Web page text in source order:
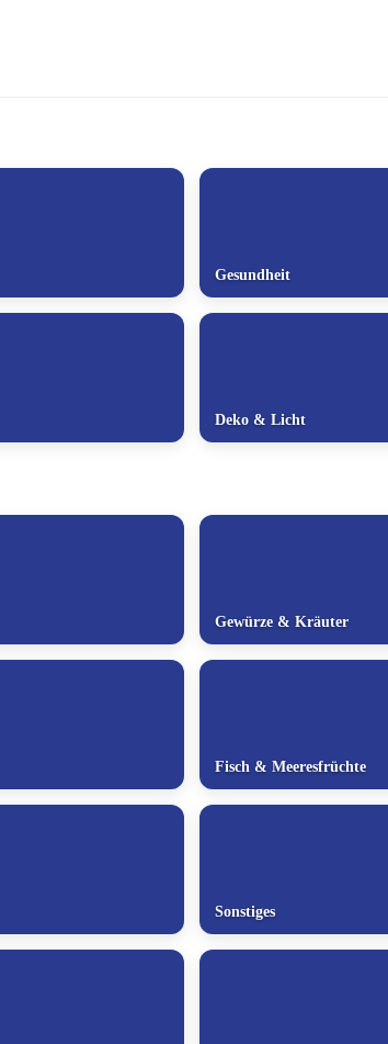
Gesundheit
Deko & Licht
Gewürze & Kräuter
Fisch & Meeresfrüchte
Sonstiges